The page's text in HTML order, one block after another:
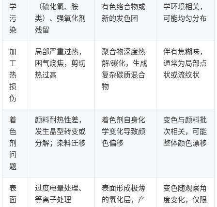
学
污
染
（硫化氢、胺
类）、强氧化剂
残留
有色络合物或
新的发色团
学环境相关，
可能均匀分布
加
工
热
损
伤
局部严重过热，
困气烧焦，剪切
热过高
聚合物深度热
解/碳化，生成
复杂碳质混合
物
伴有焦糊味，
通常为局部点
状或流纹状
着
色
剂
问
题
颜料耐热性差，
发生晶型转变或
分解；染料迁移
着色剂自身化
学变化导致颜
色偏移
变色与颜料批
次相关，可能
整体颜色漂移
表
面
过度电晕处理、
等离子处理
表面形成极薄
的氧化层，产
变色随观察角
度变化，仅限